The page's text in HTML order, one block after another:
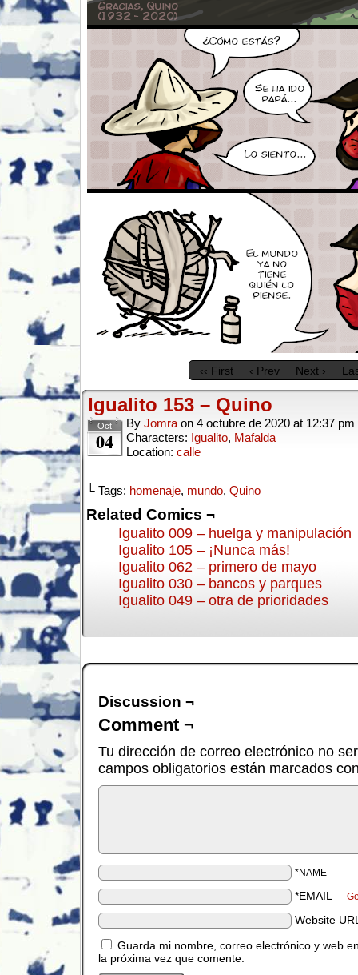
‹‹ First ‹ Prev Next ›
Igualito 153 – Quino
Oct
04
By Jomra on 4 octubre de 2020 at 12:37 pm
Characters: Igualito, Mafalda
Location: calle
└ Tags: homenaje, mundo, Quino
Related Comics ¬
Igualito 009 – huelga y manipulación
Igualito 105 – ¡Nunca más!
Igualito 062 – primero de mayo
Igualito 030 – bancos y parques
Igualito 049 – otra de prioridades
Discussion ¬
Comment ¬
Tu dirección de correo electrónico no
campos obligatorios están marcados
*NAME
*EMAIL —
Website
Guarda mi nombre, correo electrónico y web
la próxima vez que comente.